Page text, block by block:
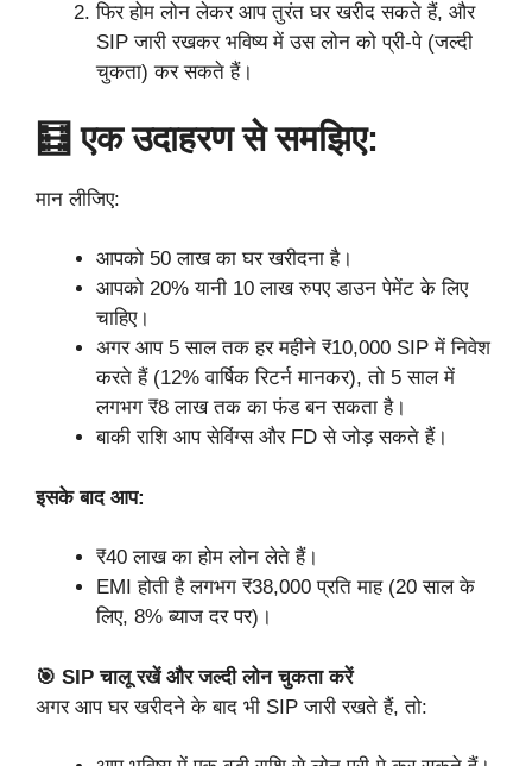
फिर होम लोन लेकर आप तुरंत घर खरीद सकते हैं, और
SIP जारी रखकर भविष्य में उस लोन को प्री-पे (जल्दी
चुकता) कर सकते हैं।
🧮 एक उदाहरण से समझिए:
मान लीजिए:
आपको 50 लाख का घर खरीदना है।
आपको 20% यानी 10 लाख रुपए डाउन पेमेंट के लिए
चाहिए।
अगर आप 5 साल तक हर महीने ₹10,000 SIP में निवेश
करते हैं (12% वार्षिक रिटर्न मानकर), तो 5 साल में
लगभग ₹8 लाख तक का फंड बन सकता है।
बाकी राशि आप सेविंग्स और FD से जोड़ सकते हैं।
इसके बाद आप:
₹40 लाख का होम लोन लेते हैं।
EMI होती है लगभग ₹38,000 प्रति माह (20 साल के
लिए, 8% ब्याज दर पर)।
🎯 SIP चालू रखें और जल्दी लोन चुकता करें
अगर आप घर खरीदने के बाद भी SIP जारी रखते हैं, तो: